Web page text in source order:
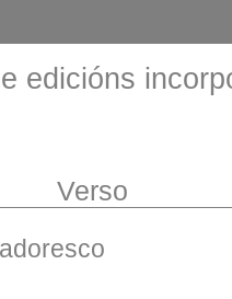
edicións
Verso